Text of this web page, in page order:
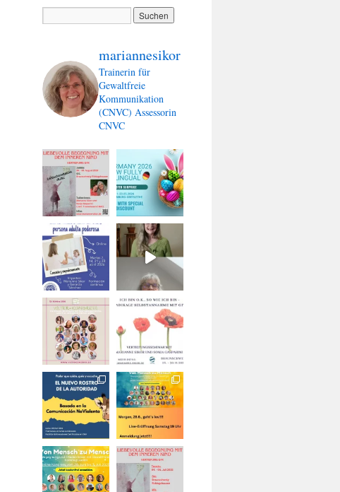
mariannesikor
Trainerin für
Gewaltfreie
Kommunikation
(CNVC) Assessorin
CNVC